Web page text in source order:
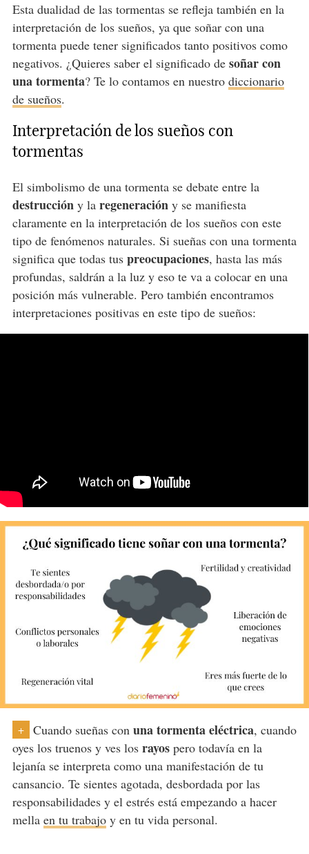
Esta dualidad de las tormentas se refleja también en la
interpretación de los sueños, ya que soñar con una
tormenta puede tener significados tanto positivos como
negativos. ¿Quieres saber el significado de soñar con
una tormenta? Te lo contamos en nuestro diccionario
de sueños.
Interpretación de los sueños con
tormentas
El simbolismo de una tormenta se debate entre la
destruccióny la regeneracióny se manifiesta
claramente en la interpretación de los sueñoscon este
tipo de fenómenos naturales. Si sueñas con una tormenta
significa que todas tus preocupaciones, hasta las más
profundas, saldrán a la luz y eso te va a colocar en una
posición más vulnerable. Pero también encontramos
interpretaciones positivas en este tipo de sueños:
+ Cuando sueñas con una tormenta eléctrica, cuando
oyes los truenos y ves los rayospero todavía en la
lejanía se interpreta como una manifestación de tu
cansancio. Te sientes agotada, desbordada por las
responsabilidadesy el estrés está empezando a hacer
mella en tu trabajoy en tu vida personal.